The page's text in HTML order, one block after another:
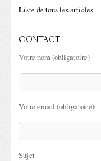
Liste de tous les articles
CONTACT
Votre nom (obligatoire)
Votre email (obligatoire)
Sujet